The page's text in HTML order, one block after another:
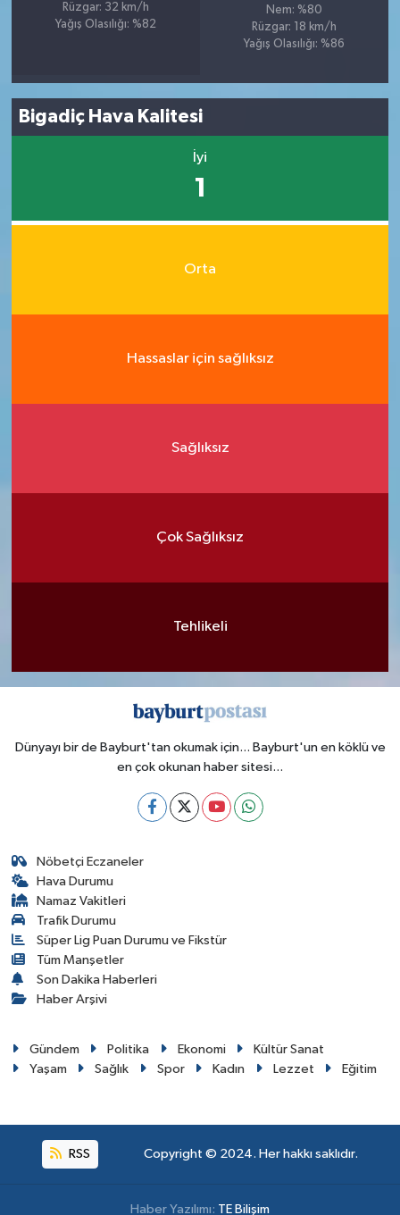
Rüzgar: 32 km/h
Yağış Olasılığı: %82
Nem: %80
Rüzgar: 18 km/h
Yağış Olasılığı: %86
Bigadiç Hava Kalitesi
İyi
1
Orta
Hassaslar için sağlıksız
Sağlıksız
Çok Sağlıksız
Tehlikeli
Dünyayı bir de Bayburt'tan okumak için... Bayburt'un en köklü ve
en çok okunan haber sitesi...
Nöbetçi Eczaneler
Hava Durumu
Namaz Vakitleri
Trafik Durumu
Süper Lig Puan Durumu ve Fikstür
Tüm Manşetler
Son Dakika Haberleri
Haber Arşivi
Gündem Politika Ekonomi
Kültür Sanat
Yaşam
Sağlık Spor Kadın Lezzet Eğitim
RSS Copyright © 2024. Her hakkı saklıdır.
Haber Yazılımı: TE Bilişim